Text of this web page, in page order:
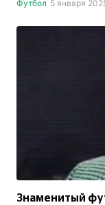
Футбол 5 января
Знаменитый